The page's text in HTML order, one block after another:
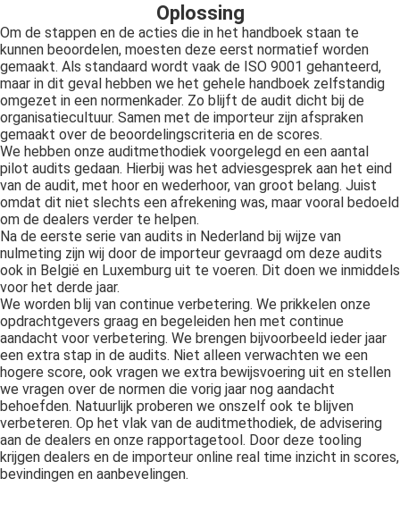
Oplossing
Om de stappen en de acties die in het handboek staan te
kunnen beoordelen, moesten deze eerst normatief worden
gemaakt. Als standaard wordt vaak de ISO 9001 gehanteerd,
maar in dit geval hebben we het gehele handboek zelfstandig
omgezet in een normenkader. Zo blijft de audit dicht bij de
organisatiecultuur. Samen met de importeur zijn afspraken
gemaakt over de beoordelingscriteria en de scores.
We hebben onze auditmethodiek voorgelegd en een aantal
pilot audits gedaan. Hierbij was het adviesgesprek aan het eind
van de audit, met hoor en wederhoor, van groot belang. Juist
omdat dit niet slechts een afrekening was, maar vooral bedoeld
om de dealers verder te helpen.
Na de eerste serie van audits in Nederland bij wijze van
nulmeting zijn wij door de importeur gevraagd om deze audits
ook in België en Luxemburg uit te voeren. Dit doen we inmiddels
voor het derde jaar.
We worden blij van continue verbetering. We prikkelen onze
opdrachtgevers graag en begeleiden hen met continue
aandacht voor verbetering. We brengen bijvoorbeeld ieder jaar
een extra stap in de audits. Niet alleen verwachten we een
hogere score, ook vragen we extra bewijsvoering uit en stellen
we vragen over de normen die vorig jaar nog aandacht
behoefden. Natuurlijk proberen we onszelf ook te blijven
verbeteren. Op het vlak van de auditmethodiek, de advisering
aan de dealers en onze rapportagetool. Door deze tooling
krijgen dealers en de importeur online real time inzicht in scores,
bevindingen en aanbevelingen.